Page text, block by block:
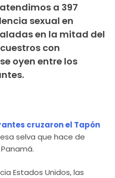
a 397
sexual en
en la mitad del
con
oyen entre los
cruzaron el Tapón
selva que hace de
Estados Unidos, las